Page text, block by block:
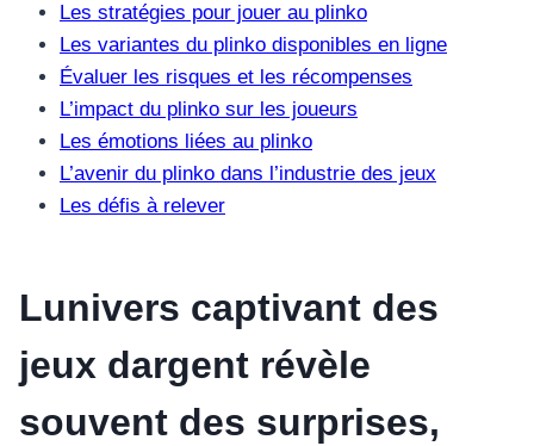
Les stratégies pour jouer au plinko
Les variantes du plinko disponibles en ligne
Évaluer les risques et les récompenses
L’impact du plinko sur les joueurs
Les émotions liées au plinko
L’avenir du plinko dans l’industrie des jeux
Les défis à relever
Lunivers captivant des
jeux dargent révèle
souvent des surprises,